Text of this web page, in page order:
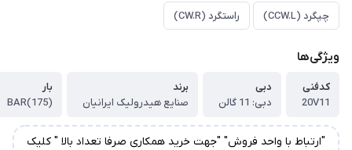
چپگرد (CCW.L) راستگرد (CW.R)
ویژگی‌ها
کدفنی
20V11
دبی
دبی: 11 گالن
برند
صنایع هیدرولیک ایرانیان
بار
(175)BAR
"ارتباط با واحد فروش" "جهت خرید همکاری صرفا تعداد بالا " کلیک